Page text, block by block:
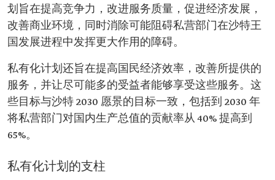
划旨在提高竞争力，改进服务质量，促进经济发展，
改善商业环境，同时消除可能阻碍私营部门在沙特王
国发展进程中发挥更大作用的障碍。
私有化计划还旨在提高国民经济效率，改善所提供的
服务，并让尽可能多的受益者能够享受这些服务。这
些目标与沙特 2030 愿景的目标一致，包括到 2030 年
将私营部门对国内生产总值的贡献率从 40% 提高到
65%。
私有化计划的支柱